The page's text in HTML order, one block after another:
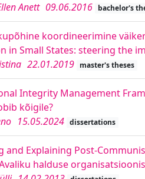
Anett 09.06.2016 bachelor's
koordineerimine
in Small States: steering the
22.01.2019 master's theses
Integrity Management
kõigile?
15.05.2024 dissertations
and Explaining Post-
halduse